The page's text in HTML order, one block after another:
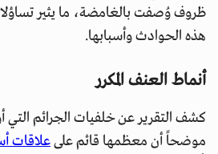
ظروف وُصفت بالغامضة، ما يثير
هذه الحوادث وأسبابها.
أنماط العنف المكرر
كشف التقرير عن خلفيات الجرائم التي
موضحاً أن معظمها قائم علىعلاقات